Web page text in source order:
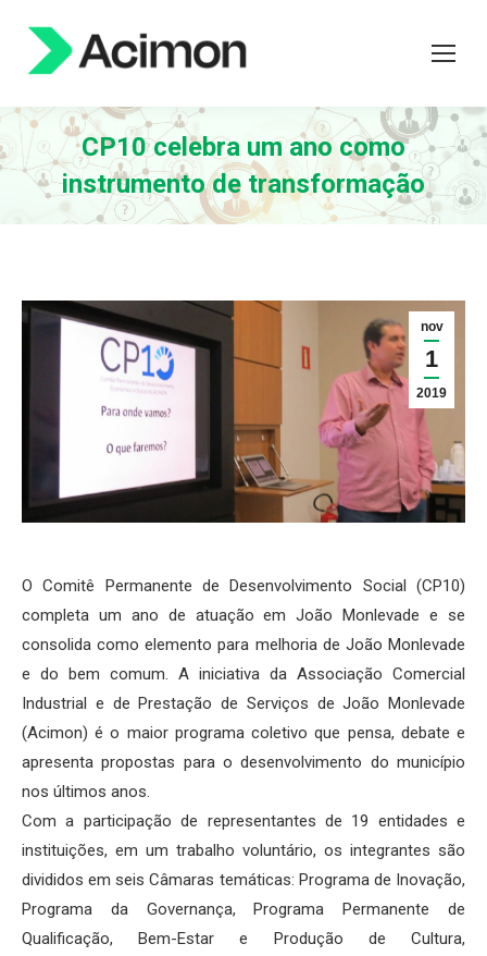
CP10 celebra um ano como
instrumento de transformação
nov
1
2019
O Comitê Permanente de Desenvolvimento Social (CP10)
completa um ano de atuação em João Monlevade e se
consolida como elemento para melhoria de João Monlevade
e do bem comum. A iniciativa da Associação Comercial
Industrial e de Prestação de Serviços de João Monlevade
(Acimon) é o maior programa coletivo que pensa, debate e
apresenta propostas para o desenvolvimento do município
nos últimos anos.
Com a participação de representantes de 19 entidades e
instituições, em um trabalho voluntário, os integrantes são
divididos em seis Câmaras temáticas: Programa de Inovação,
Programa da Governança, Programa Permanente de
Qualificação, Bem-Estar e Produção de Cultura,